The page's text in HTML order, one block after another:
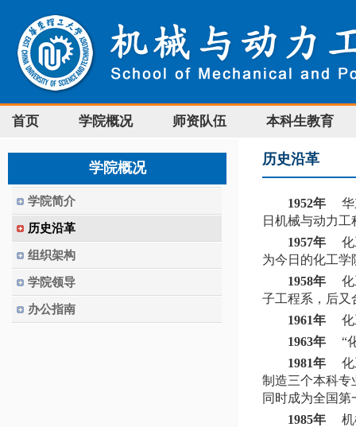
首页 学院概况 师资队伍 本科生教育
学院概况
学院简介
历史沿革
组织架构
学院领导
办公指南
历史沿革
1952年 华
日机械与动力
1957年
化
为今日的化工学
1958年
化
子工程系，后又
1961年
化
1963年
“
1981年 化
制造三个本科专
同时成为全国
1985年 机